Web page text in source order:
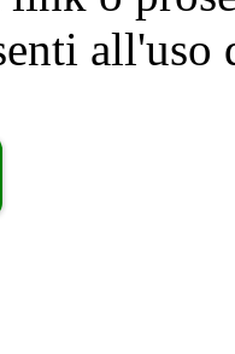
all'uso